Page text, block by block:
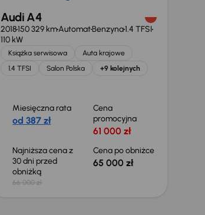
Audi A4
2018150 329 kmAutomatBenzyna1.4 TFSI
110 kW
Książka serwisowa
Auta krajowe
1.4 TFSI
Salon Polska +9 kolejnych
Miesięczna rata
od 387 zł
Cena
promocyjna
61 000 zł
Najniższa cena z
30 dni przed
obniżką
66 000 zł
Cena po obniżce
65 000 zł